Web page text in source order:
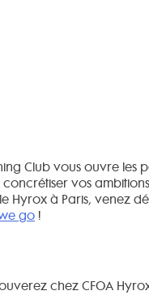
Club vous ouvre les
concrétiser vos
Hyrox à Paris, venez
go !
chez CFOA